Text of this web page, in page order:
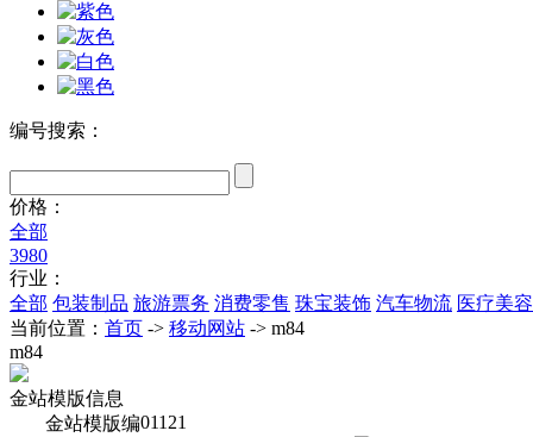
编号搜索：
价格：
全部
3980
行业：
全部 包装制品 旅游票务 消费零售 珠宝装饰 汽车物流 医疗美容
当前位置： 首页 -> 移动网站 -> m84
m84
金站模版信息
金站模版编01121